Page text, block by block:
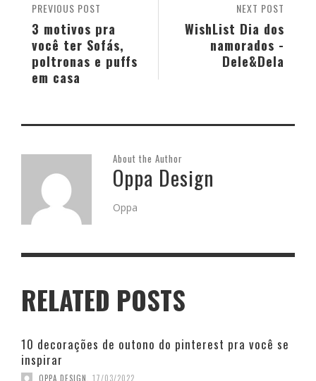
NEXT POST
WishList Dia dos
namorados -
Dele&Dela
PREVIOUS POST
3 motivos pra
você ter Sofás,
poltronas e puffs
em casa
About the Author
Oppa Design
Oppa
RELATED POSTS
10 decorações de outono do pinterest pra você se
inspirar
OPPA DESIGN 17/03/2022